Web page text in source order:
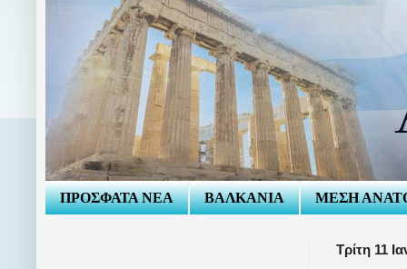
ΠΡΟΣΦΑΤΑ ΝΕΑ ΒΑΛΚΑΝΙΑ ΜΕΣΗ
Τρίτη 11